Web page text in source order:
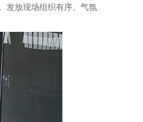
发放现场组织有序、气氛